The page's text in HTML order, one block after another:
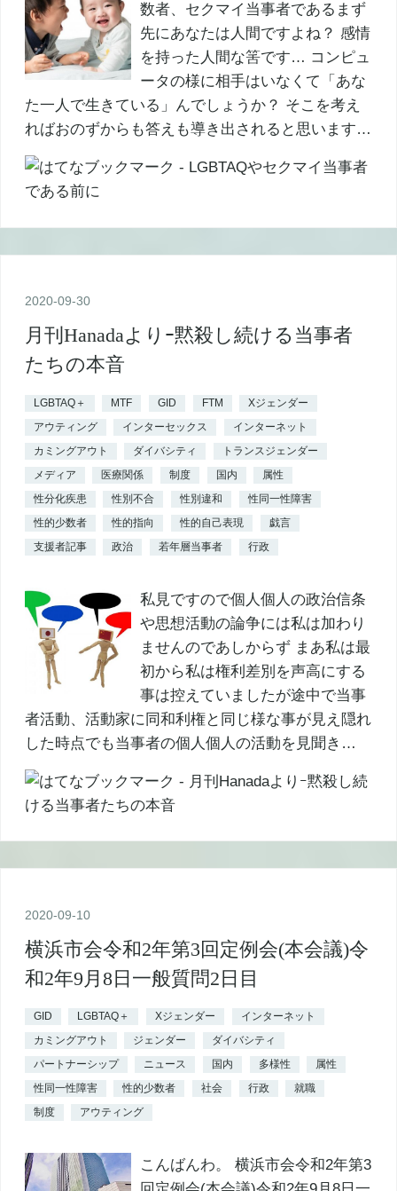
数者、セクマイ当事者であるまず
先にあなたは人間ですよね？ 感情
を持った人間な筈です… コンピュ
ータの様に相手はいなくて「あな
た一人で生きている」んでしょうか？ そこを考え
ればおのずからも答えも導き出されると思います…
2020-09-30
月刊Hanadaよりｰ黙殺し続ける当事者
たちの本音
LGBTAQ＋ MTF GID FTM
Xジェンダー
アウティング
インターセックス
インターネット
カミングアウト
ダイバシティ
トランスジェンダー
メディア
医療関係 制度 国内
属性
性分化疾患
性別不合 性別違和
性同一性障害
性的少数者
性的指向 性的自己表現
戯言
支援者記事
政治 若年層当事者 行政
私見ですので個人個人の政治信条
や思想活動の論争には私は加わり
ませんのであしからず まあ私は最
初から私は権利差別を声高にする
事は控えていましたが途中で当事
者活動、活動家に同和利権と同じ様な事が見え隠れ
した時点でも当事者の個人個人の活動を見聞き…
2020-09-10
横浜市会令和2年第3回定例会(本会議)令
和2年9月8日一般質問2日目
GID LGBTAQ＋ Xジェンダー
インターネット
カミングアウト
ジェンダー
ダイバシティ
パートナーシップ
ニュース 国内 多様性
属性
性同一性障害
性的少数者 社会 行政
就職
制度
アウティング
こんばんわ。 横浜市会令和2年第3